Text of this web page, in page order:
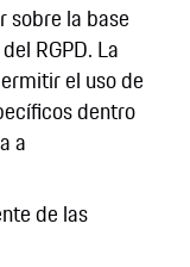
sobre la base
RGPD. La
el uso de
dentro
a
de las